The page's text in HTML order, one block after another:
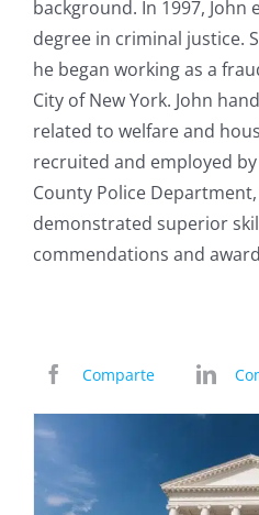
background. In 1997, John
degree in criminal justice.
he began working as a
City of New York. John
related to welfare and
recruited and employed
County Police
demonstrated superior
commendations and
Comparte